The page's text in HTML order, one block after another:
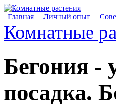
Главная Личный опыт
Комнатные
Бегония -
посадка.